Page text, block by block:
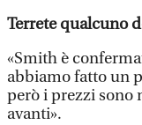
Terrete qualcuno
«Smith è
abbiamo fatto un
però i prezzi
avanti».